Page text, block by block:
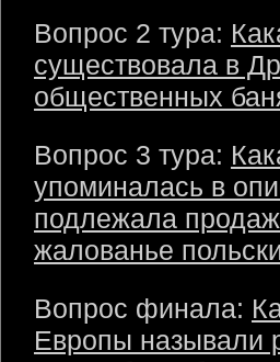
Вопрос 2 тура:
существовала в
общественных
Вопрос 3 тура:
упоминалась в
подлежала
жалованье
Вопрос финала:
Европы называли